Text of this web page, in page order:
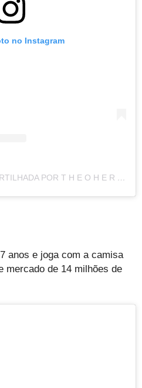
no Instagram
UMA PUBLICAÇÃO COMPARTILHADA POR T H E O H E R N Á N D E Z (@THEO3HERNANDEZ)
anos e joga com a camisa
mercado de 14 milhões de